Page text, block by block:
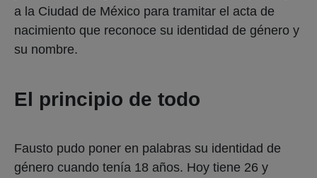
a la Ciudad de México para tramitar el acta de
nacimiento que reconoce su identidad de género y
su nombre.
El principio de todo
Fausto pudo poner en palabras su identidad de
género cuando tenía 18 años. Hoy tiene 26 y